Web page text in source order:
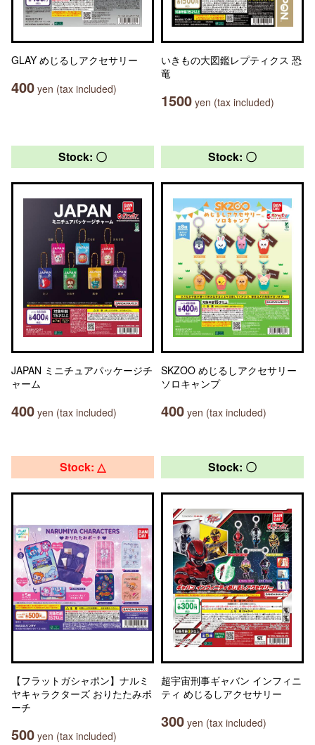
GLAY めじるしアクセサリー
400 yen (tax included)
いきもの大図鑑レプティクス 恐
竜
1500 yen (tax included)
Stock: 〇
JAPAN ミニチュアパッケージチ
ャーム
400 yen (tax included)
Stock: 〇
SKZOO めじるしアクセサリー
ソロキャンプ
400 yen (tax included)
Stock: △
【フラットガシャポン】ナルミ
ヤキャラクターズ おりたたみポ
ーチ
500 yen (tax included)
Stock: 〇
超宇宙刑事ギャバン インフィニ
ティ めじるしアクセサリー
300 yen (tax included)